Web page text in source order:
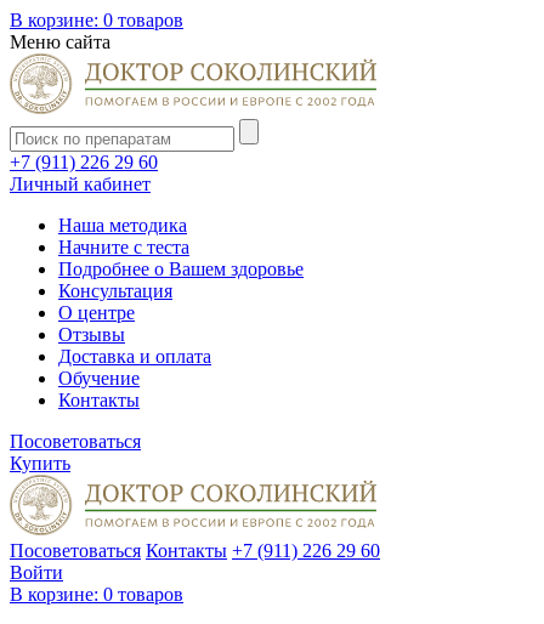
В корзине: 0 товаров
Меню сайта
+7 (911) 226 29 60
Личный кабинет
Наша методика
Начните с теста
Подробнее о Вашем здоровье
Консультация
О центре
Отзывы
Доставка и оплата
Обучение
Контакты
Посоветоваться
Купить
Посоветоваться Контакты +7 (911) 226 29 60
Войти
В корзине: 0 товаров